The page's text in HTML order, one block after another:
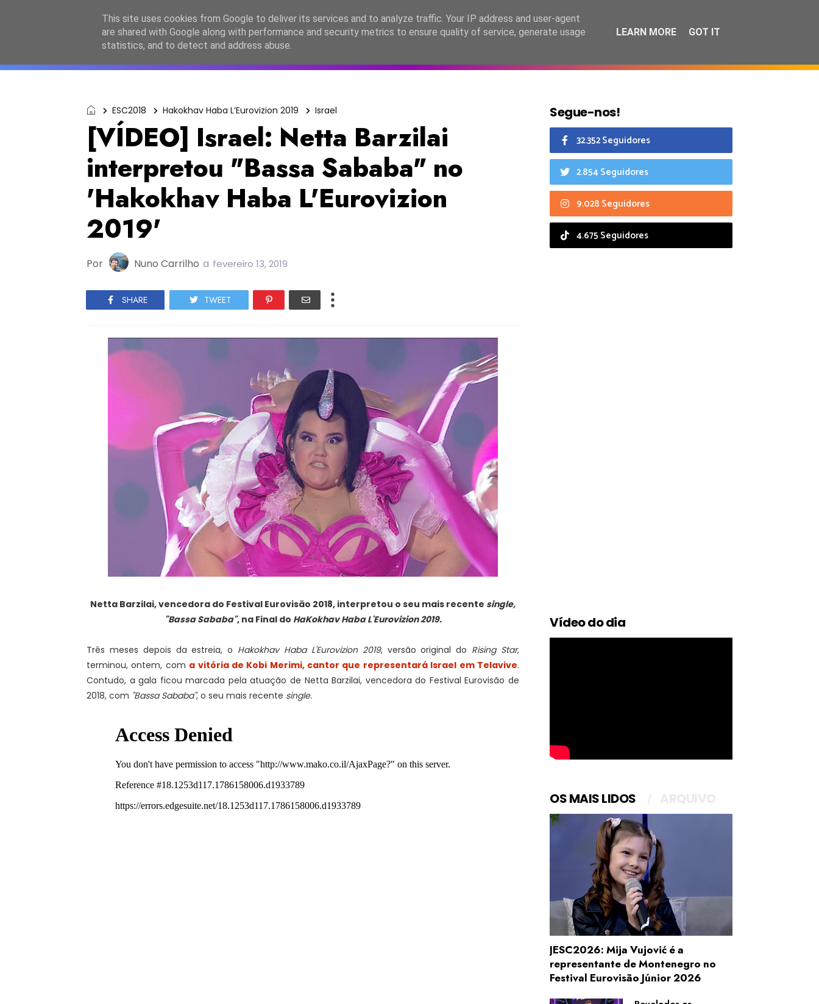
ESC2027 JESC2026 FC2026 EASC2026 PORTUGAL LANÇAMENTOS ESPECIAIS CALENDÁRIO
ESC2018 Hakokhav Haba L’Eurovizion 2019 Israel
[VÍDEO] Israel: Netta Barzilai
interpretou "Bassa Sababa" no
'Hakokhav Haba L'Eurovizion
2019'
Por Nuno Carrilho a fevereiro 13, 2019
SHARE TWEET
Netta Barzilai, vencedora do Festival Eurovisão 2018, interpretou o seu mais recente single,
"Bassa Sababa", na Final do HaKokhav Haba L'Eurovizion 2019.
Três meses depois da estreia, o Hakokhav Haba L'Eurovizion 2019, versão original do Rising Star,
terminou, ontem, com a vitória de Kobi Merimi, cantor que representará Israel em Telavive.
Contudo, a gala ficou marcada pela atuação de Netta Barzilai, vencedora do Festival Eurovisão de
2018, com "Bassa Sababa", o seu mais recente single.
Segue-nos!
32.352 Seguidores
2.854 Seguidores
9.028 Seguidores
4.675 Seguidores
Vídeo do dia
OS MAIS LIDOS
JESC2026: Mija Vujović é a
representante de Montenegro no
Festival Eurovisão Júnior 2026
This site uses cookies from Google to deliver its services and to analyze traffic. Your IP address and user-agent
are shared with Google along with performance and security metrics to ensure quality of service, generate usage
statistics, and to detect and address abuse.
LEARN MORE GOT IT